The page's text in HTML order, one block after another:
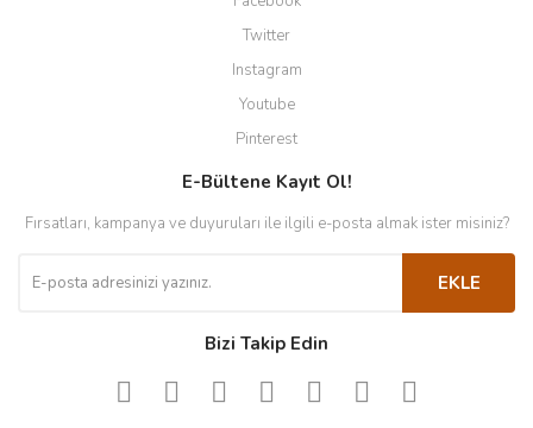
Twitter
Instagram
Youtube
Pinterest
E-Bültene Kayıt Ol!
Fırsatları, kampanya ve duyuruları ile ilgili e-posta almak ister misiniz?
EKLE
Bizi Takip Edin